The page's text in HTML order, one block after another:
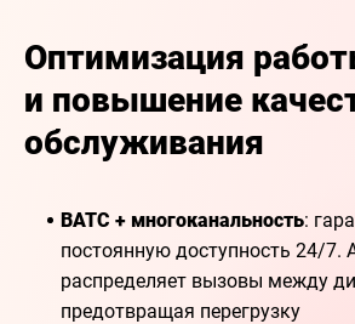
Оптимизация
и повышение
обслуживания
ВАТС + многоканальность:
постоянную доступность 24/7.
распределяет вызовы между
предотвращая перегрузку